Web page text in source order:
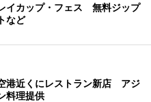
イカップ・フェス 無料ジップ
など
港近くにレストラン新店 アジ
料理提供